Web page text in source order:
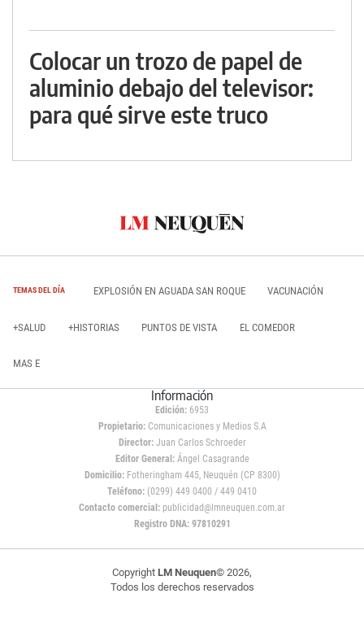
Colocar un trozo de papel de
aluminio debajo del televisor:
para qué sirve este truco
TEMAS DEL DÍA EXPLOSIÓN EN AGUADA SAN ROQUE VACUNACIÓN
+SALUD +HISTORIAS PUNTOS DE VISTA EL COMEDOR
MAS E
Información
Edición: 6953
Propietario:Comunicaciones y Medios S.A
Director: Juan Carlos Schroeder
Editor General:Ángel Casagrande
Domicilio:Fotheringham 445, Neuquén (CP 8300)
Teléfono: (0299) 449 0400 / 449 0410
Contacto comercial: publicidad@lmneuquen.com.ar
Registro DNA: 97810291
Copyright LM Neuquen© 2026,
Todos los derechos reservados